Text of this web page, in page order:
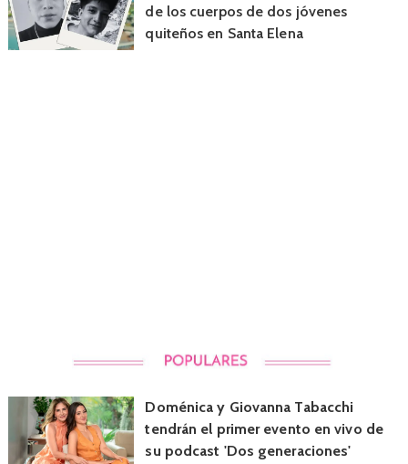
de los cuerpos de dos jóvenes
quiteños en Santa Elena
Doménica y Giovanna Tabacchi
tendrán el primer evento en vivo de
su podcast 'Dos generaciones'